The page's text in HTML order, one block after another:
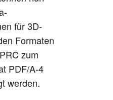
für 3D-
Formaten
zum
PDF/A-4
werden.